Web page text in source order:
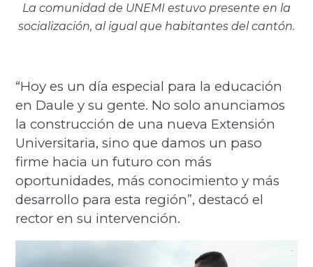
La comunidad de UNEMI estuvo presente en la
socialización, al igual que habitantes del cantón.
“Hoy es un día especial para la educación
en Daule y su gente. No solo anunciamos
la construcción de una nueva Extensión
Universitaria, sino que damos un paso
firme hacia un futuro con más
oportunidades, más conocimiento y más
desarrollo para esta región”, destacó el
rector en su intervención.